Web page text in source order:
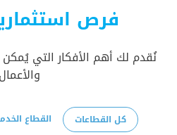
فرص
نُقدم لك أهم الأفكار التي
والأعمال
كل القطاعات القطاع